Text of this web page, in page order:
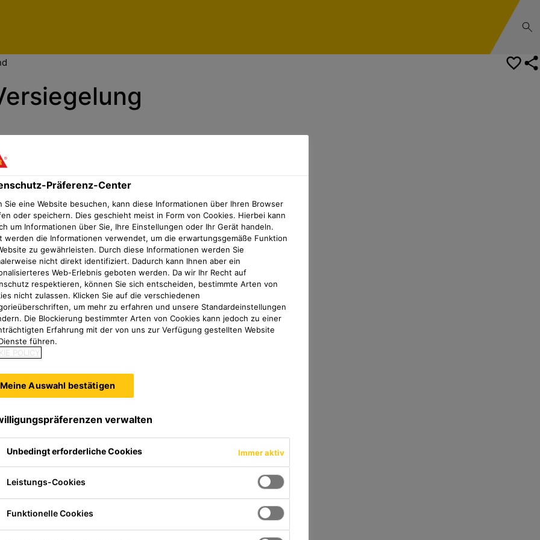
und brandhemmendes
(PMMA)
farbig ist ein 2-
Reaktionsharz.
eingesetzt. Sikalastic®
Präferenz-Center
Sie eine Website besuchen, kann diese Informationen über Ihren Browser
oder speichern. Dies geschieht meist in Form von Cookies. Hierbei kann
um Informationen über Sie, Ihre Einstellungen oder Ihr Gerät handeln.
werden die Informationen verwendet, um die erwartungsgemäße Funktion
zu gewährleisten. Durch diese Informationen werden Sie
nicht direkt identifiziert. Dadurch kann Ihnen aber ein
Web-Erlebnis geboten werden. Da wir Ihr Recht auf
respektieren, können Sie sich entscheiden, bestimmte Arten von
nicht zulassen. Klicken Sie auf die verschiedenen
um mehr zu erfahren und unsere Standardeinstellungen
Die Blockierung bestimmter Arten von Cookies kann jedoch zu einer
Erfahrung mit der von uns zur Verfügung gestellten Website
führen.
POLICY
Meine Auswahl bestätigen
verwalten
Unbedingt erforderliche Cookies Immer aktiv
Leistungs-Cookies
Funktionelle Cookies
Präferenz-Center Ihr/e Ansprechpartner/in